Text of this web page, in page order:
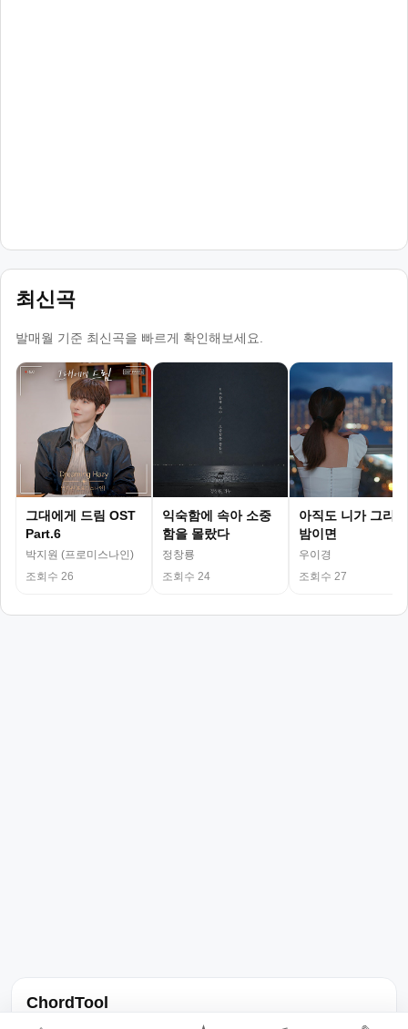
최신곡
발매월 기준 최신곡을 빠르게 확인해보세요.
그대에게 드림 OST
Part.6
박지원 (프로미스나인)
조회수 26
익숙함에 속아 소중
함을 몰랐다
정창룡
조회수 24
아직도 니가 그리운
밤이면
우이경
조회수 27
ChordTool